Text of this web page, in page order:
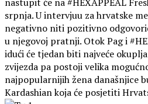
srpnja.U intervjuu za hrvatske
negativno niti pozitivno
u njegovoj pratnji. Otok Pag i
idući će tjedan biti najveće
zvijezda pa postoji velika
najpopularnijih žena današnjice
Kardashian koja će posjetiti